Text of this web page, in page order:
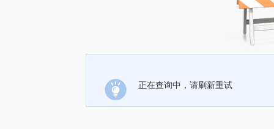
正在查询中，请刷新重试